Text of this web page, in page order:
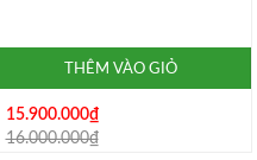
THÊM VÀO GIỎ
15.900.000₫
16.000.000₫